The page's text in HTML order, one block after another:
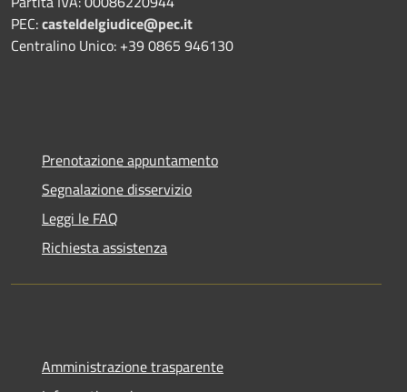
PEC:casteldelgiudice@pec.it
Centralino Unico: +39 0865 946130
Prenotazione appuntamento
Segnalazione disservizio
Leggi le FAQ
Richiesta assistenza
Amministrazione trasparente